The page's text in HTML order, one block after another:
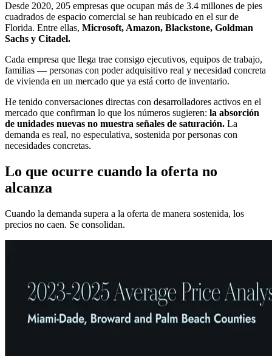
Desde 2020, 205 empresas que ocupan más de 3.4 millones de pies
cuadrados de espacio comercial se han reubicado en el sur de
Florida. Entre ellas, Microsoft, Amazon, Blackstone, Goldman
Sachs y Citadel.
Cada empresa que llega trae consigo ejecutivos, equipos de trabajo,
familias — personas con poder adquisitivo real y necesidad concreta
de vivienda en un mercado que ya está corto de inventario.
He tenido conversaciones directas con desarrolladores activos en el
mercado que confirman lo que los números sugieren: la absorción
de unidades nuevas no muestra señales de saturación. La
demanda es real, no especulativa, sostenida por personas con
necesidades concretas.
Lo que ocurre cuando la oferta no
alcanza
Cuando la demanda supera a la oferta de manera sostenida, los
precios no caen. Se consolidan.